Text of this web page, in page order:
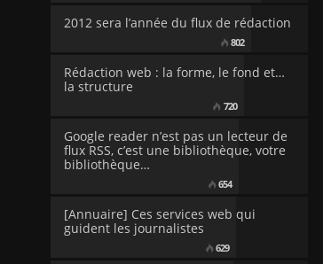
2012 sera l’année du flux de rédaction
802
Rédaction web : la forme, le fond et…
la structure
720
Google reader n’est pas un lecteur de
flux RSS, c’est une bibliothèque, votre
bibliothèque…
654
[Annuaire] Ces services web qui
guident les journalistes
629